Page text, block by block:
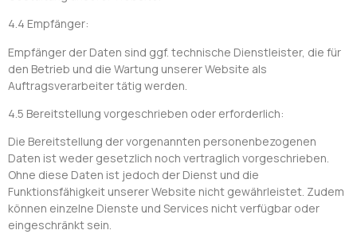
4.4 Empfänger:
Empfänger der Daten sind ggf. technische Dienstleister, die für
den Betrieb und die Wartung unserer Website als
Auftragsverarbeiter tätig werden.
4.5 Bereitstellung vorgeschrieben oder erforderlich:
Die Bereitstellung der vorgenannten personenbezogenen
Daten ist weder gesetzlich noch vertraglich vorgeschrieben.
Ohne diese Daten ist jedoch der Dienst und die
Funktionsfähigkeit unserer Website nicht gewährleistet. Zudem
können einzelne Dienste und Services nicht verfügbar oder
eingeschränkt sein.